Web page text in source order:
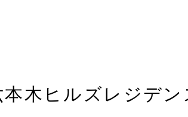
ヒルズレジデン